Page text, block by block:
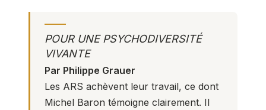
POUR UNE PSYCHODIVERSITÉ
VIVANTE
Par Philippe Grauer
Les ARS achèvent leur travail, ce dont
Michel Baron témoigne clairement. Il